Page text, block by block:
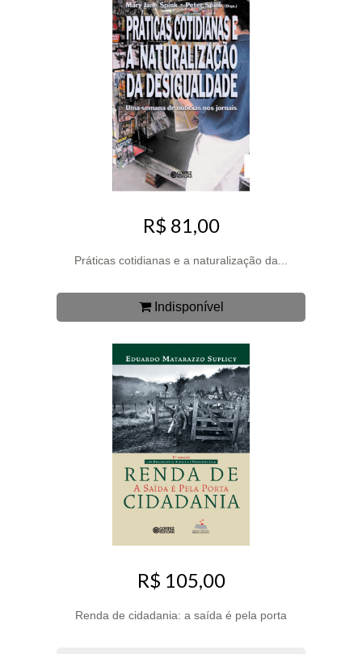
R$ 81,00
Práticas cotidianas e a naturalização da...
Indisponível
R$ 105,00
Renda de cidadania: a saída é pela porta